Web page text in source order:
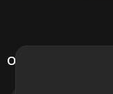
Oyuncu kadrosu